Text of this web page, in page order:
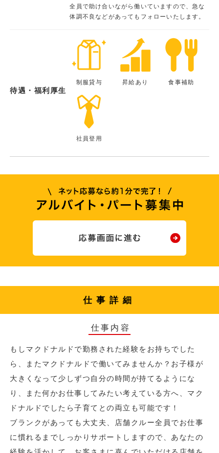
全員で助け合いながら働いていますので、急な
体調不良などがあってもフォローいたします。
待遇・福利厚生
制服貸与 昇給あり 食事補助
社員登用
仕事詳細
仕事内容
もしマクドナルドで勤務された経験をお持ちでした
ら、またマクドナルドで働いてみませんか？お子様が
大きくなって少しずつ自分の時間が持てるようにな
り、また何かお仕事してみたい考えている方へ、マク
ドナルドでしたら子育てとの両立も可能です！
ブランクがあっても大丈夫、店舗クルー全員でお仕事
に慣れるまでしっかりサポートしますので、あなたの